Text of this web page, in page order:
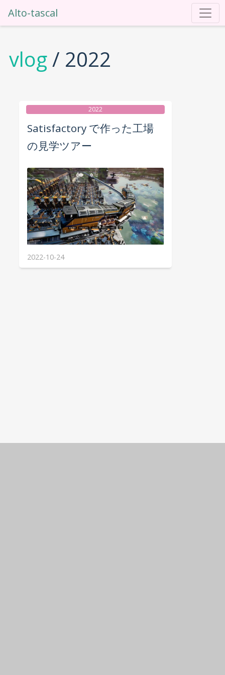
Alto-tascal
vlog/ 2022
2022
Satisfactory で作った工場
の見学ツアー
2022-10-24